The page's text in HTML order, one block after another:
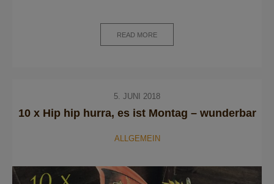
READ MORE
5. JUNI 2018
10 x Hip hip hurra, es ist Montag – wunderbar
ALLGEMEIN